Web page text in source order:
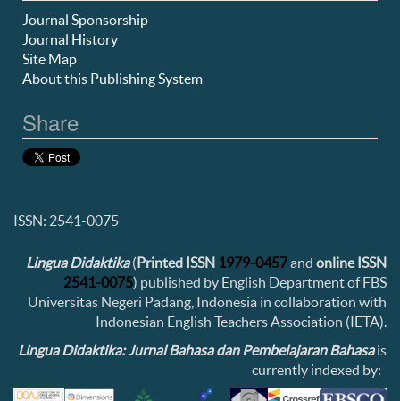
Journal Sponsorship
Journal History
Site Map
About this Publishing System
Share
ISSN: 2541-0075
Lingua Didaktika(Printed ISSN 1979-0457and online ISSN
2541-0075) published by English Department of FBS
Universitas Negeri Padang, Indonesia in collaboration with
Indonesian English Teachers Association (IETA).
Lingua Didaktika: Jurnal Bahasa dan Pembelajaran Bahasais
currently indexed by: